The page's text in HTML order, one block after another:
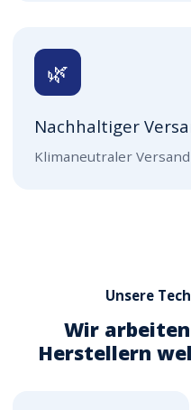
🌿
Nachhaltiger
Klimaneutraler
Unsere
Wir
Herstellern